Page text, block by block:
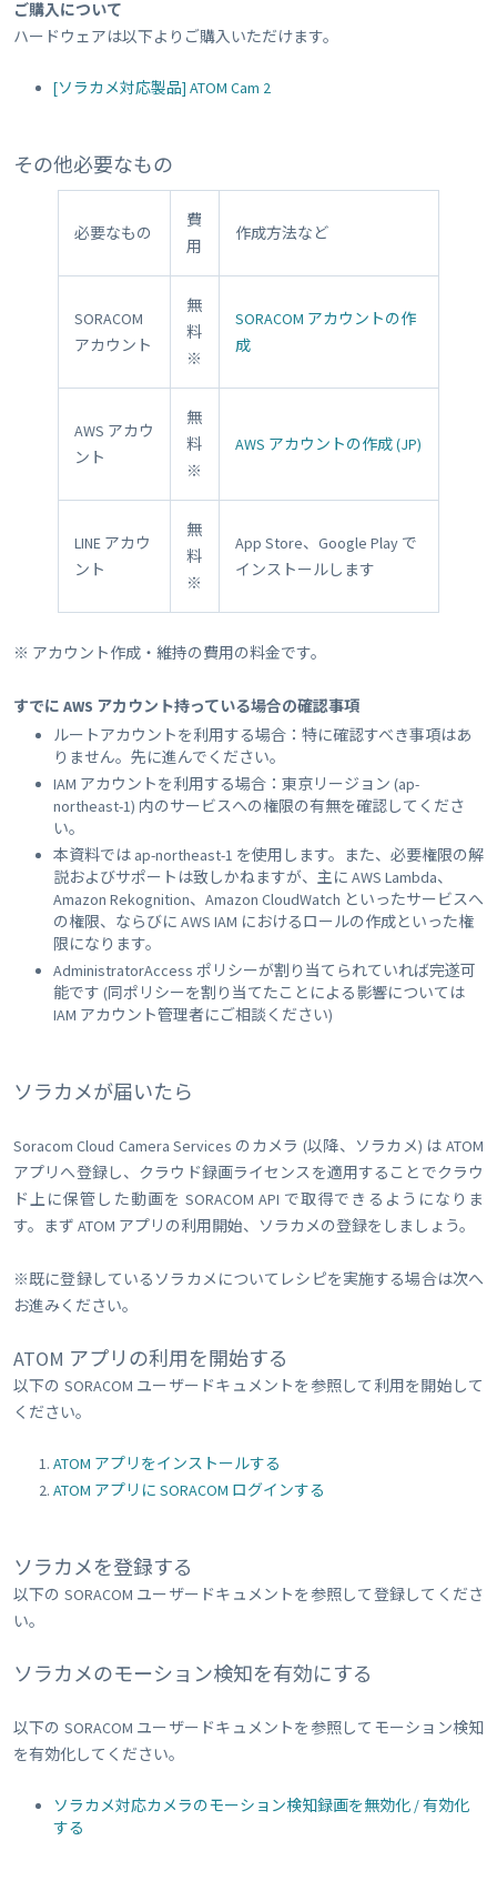
ご購入について
ハードウェアは以下よりご購入いただけます。
[ソラカメ対応製品] ATOM Cam 2
その他必要なもの
必要なもの
費
用
作成方法など
SORACOM
アカウント
無
料
※
SORACOM アカウントの作
成
AWS アカウ
ント
無
料
※
AWS アカウントの作成 (JP)
LINE アカウ
ント
無
料
※
App Store、Google Play で
インストールします
※ アカウント作成・維持の費用の料金です。
すでに AWS アカウント持っている場合の確認事項
ルートアカウントを利用する場合：特に確認すべき事項はあ
りません。先に進んでください。
IAM アカウントを利用する場合：東京リージョン (ap-
northeast-1) 内のサービスへの権限の有無を確認してくださ
い。
本資料では ap-northeast-1 を使用します。また、必要権限の解
説およびサポートは致しかねますが、主に AWS Lambda、
Amazon Rekognition、Amazon CloudWatch といったサービスへ
の権限、ならびに AWS IAM におけるロールの作成といった権
限になります。
AdministratorAccess ポリシーが割り当てられていれば完遂可
能です (同ポリシーを割り当てたことによる影響については
IAM アカウント管理者にご相談ください)
ソラカメが届いたら
Soracom Cloud Camera Services のカメラ (以降、ソラカメ) は ATOM
アプリへ登録し、クラウド録画ライセンスを適用することでクラウ
ド上に保管した動画を SORACOM API で取得できるようになりま
す。まず ATOM アプリの利用開始、ソラカメの登録をしましょう。
※既に登録しているソラカメについてレシピを実施する場合は次へ
お進みください。
ATOM アプリの利用を開始する
以下の SORACOM ユーザードキュメントを参照して利用を開始して
ください。
ATOM アプリをインストールする
ATOM アプリに SORACOM ログインする
ソラカメを登録する
以下の SORACOM ユーザードキュメントを参照して登録してくださ
い。
ソラカメのモーション検知を有効にする
以下の SORACOM ユーザードキュメントを参照してモーション検知
を有効化してください。
ソラカメ対応カメラのモーション検知録画を無効化 / 有効化
する